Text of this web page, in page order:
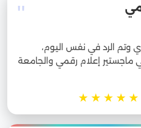
"
وتم الرد في نفس اليوم،
إعلام رقمي والجامعة
★
★
★
★
★